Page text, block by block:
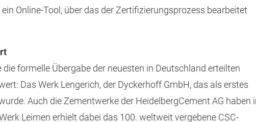
ein Online-Tool, über das der Zertifizierungsprozess bearbeitet
formelle Übergabe der neuesten in Deutschland erteilten
Das Werk Lengerich, der Dyckerhoff GmbH, das als erstes
Auch die Zementwerke der HeidelbergCement AG haben
Leimen erhielt dabei das 100. weltweit vergebene CSC-